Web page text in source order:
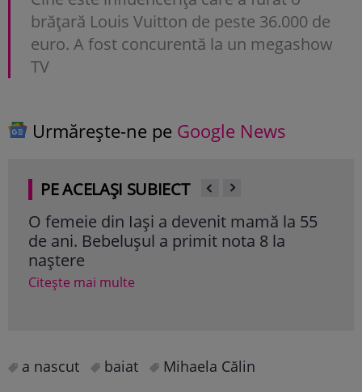
brățară Louis Vuitton de peste 36.000 de
euro. A fost concurentă la un megashow
TV
Urmărește-ne pe Google News
PE ACELAȘI SUBIECT
O femeie din Iași a devenit mamă la 55
de ani. Bebelușul a primit nota 8 la
naștere
Citește mai multe
a nascut baiat Mihaela Călin